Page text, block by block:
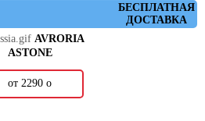
БЕСПЛАТНАЯ
ДОСТАВКА
AVRORIA
ASTONE
от 2290 о